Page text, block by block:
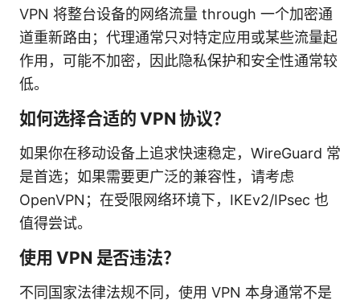
VPN 将整台设备的网络流量 through 一个加密通
道重新路由；代理通常只对特定应用或某些流量起
作用，可能不加密，因此隐私保护和安全性通常较
低。
如何选择合适的 VPN 协议？
如果你在移动设备上追求快速稳定，WireGuard 常
是首选；如果需要更广泛的兼容性，请考虑
OpenVPN；在受限网络环境下，IKEv2/IPsec 也
值得尝试。
使用 VPN 是否违法？
不同国家法律法规不同，使用 VPN 本身通常不是